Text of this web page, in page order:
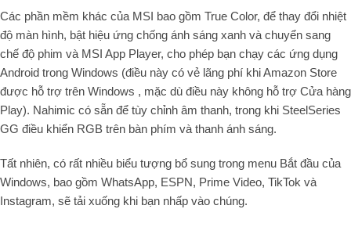
Các phần mềm khác của MSI bao gồm True Color, để thay đổi nhiệt
độ màn hình, bật hiệu ứng chống ánh sáng xanh và chuyển sang
chế độ phim và MSI App Player, cho phép bạn chạy các ứng dụng
Android trong Windows (điều này có vẻ lãng phí khi Amazon Store
được hỗ trợ trên Windows , mặc dù điều này không hỗ trợ Cửa hàng
Play). Nahimic có sẵn để tùy chỉnh âm thanh, trong khi SteelSeries
GG điều khiển RGB trên bàn phím và thanh ánh sáng.
Tất nhiên, có rất nhiều biểu tượng bổ sung trong menu Bắt đầu của
Windows, bao gồm WhatsApp, ESPN, Prime Video, TikTok và
Instagram, sẽ tải xuống khi bạn nhấp vào chúng.